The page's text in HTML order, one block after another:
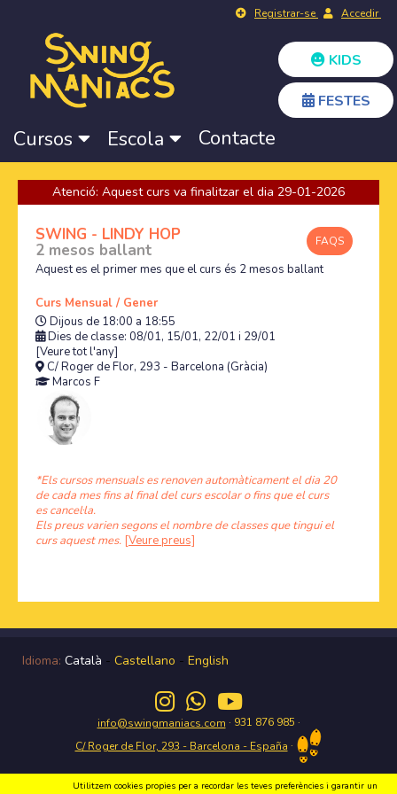
Registrar-se Accedir
KIDS
FESTES
Cursos Escola Contacte
Atenció: Aquest curs va finalitzar el dia 29-01-2026
FAQS
SWING - LINDY HOP
2 mesos ballant
Aquest es el primer mes que el curs és 2 mesos ballant
Curs Mensual / Gener
Dijous de 18:00 a 18:55
Dies de classe: 08/01, 15/01, 22/01 i 29/01
[Veure tot l'any]
C/ Roger de Flor, 293 - Barcelona (Gràcia)
Marcos F
*Els cursos mensuals es renoven automàticament el dia 20
de cada mes fins al final del curs escolar o fins que el curs
es cancel·la.
Els preus varien segons el nombre de classes que tingui el
curs aquest mes. [Veure preus]
Idioma: Català - Castellano - English
info@swingmaniacs.com · 931 876 985 ·
C/ Roger de Flor, 293 - Barcelona - España ·
Utilitzem cookies propies per a recordar les teves preferències i garantir un